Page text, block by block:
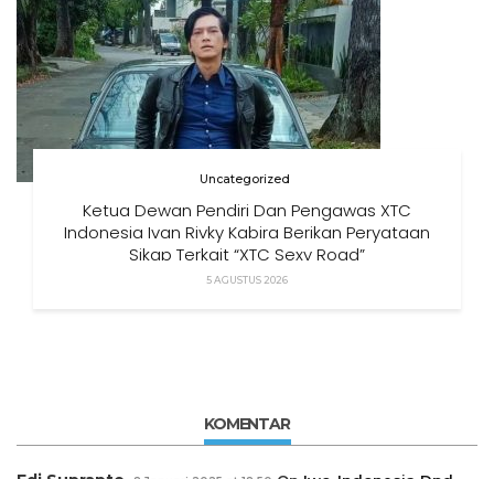
Uncategorized
Ketua Dewan Pendiri Dan Pengawas XTC
Indonesia Ivan Rivky Kabira Berikan Peryataan
Sikap Terkait “XTC Sexy Road”
5 AGUSTUS 2026
KOMENTAR